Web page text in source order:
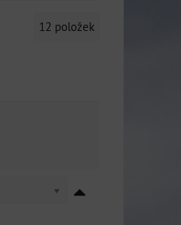
12 položek